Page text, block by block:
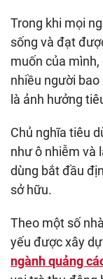
Trong khi mọi
sống và đạt
muốn của
nhiều người
là ảnh hưởng
Chủ nghĩa tiêu
như ô nhiễm và
dùng bắt đầu
sở hữu.
Theo một số
yếu được xây
ngành quảng